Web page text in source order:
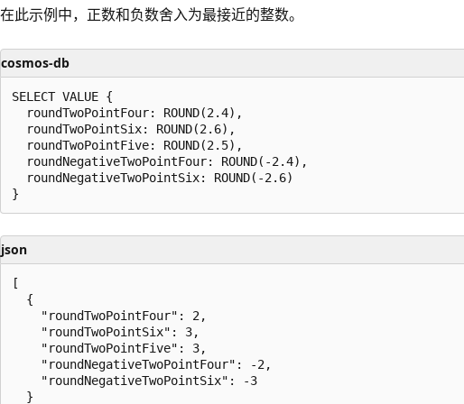
在此示例中，正数和负数舍入为最接近的整数。
cosmos-db
SELECT VALUE {
  roundTwoPointFour: ROUND(2.4),
  roundTwoPointSix: ROUND(2.6),
  roundTwoPointFive: ROUND(2.5),
  roundNegativeTwoPointFour: ROUND(-2.4),
  roundNegativeTwoPointSix: ROUND(-2.6)
json
[
  {
    "roundTwoPointFour": 2,
    "roundTwoPointSix": 3,
    "roundTwoPointFive": 3,
    "roundNegativeTwoPointFour": -2,
    "roundNegativeTwoPointSix": -3
  }